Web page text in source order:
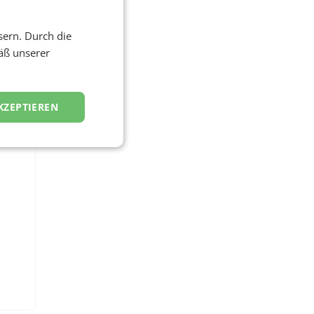
Durch die
unserer